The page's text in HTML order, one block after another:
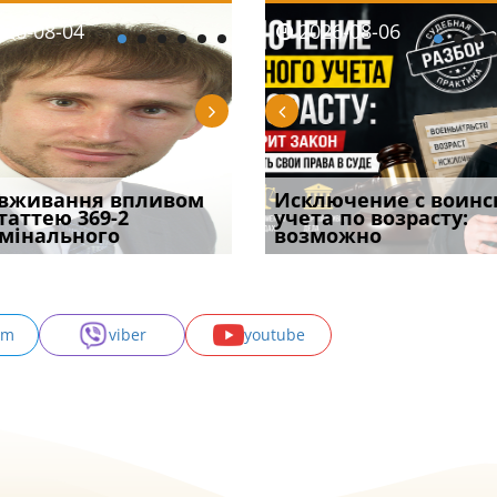
06
встановив для
шкоди
2026-08-06
Документи, на яких не
проставляється
апостиль: пер
08-04
впливом
369-2
2026-08-04
Переоформлення
відстрочки за іншою
підставою: нов
2026-08-05
захисту у
я
2026-08-06
Исключение с
учета по возрасту:
возможно
2026-07-30
Восьмий ААС
підтвердив, що
може скас
viber youtube